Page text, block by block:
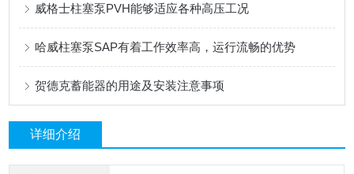
威格士柱塞泵PVH能够适应各种高压工况
哈威柱塞泵SAP有着工作效率高，运行流畅的优势
贺德克蓄能器的用途及安装注意事项
详细介绍